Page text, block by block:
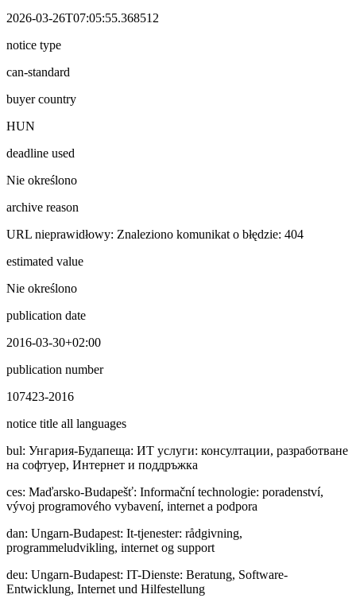
2026-03-26T07:05:55.368512
notice type
can-standard
buyer country
HUN
deadline used
Nie określono
archive reason
URL nieprawidłowy: Znaleziono komunikat o błędzie: 404
estimated value
Nie określono
publication date
2016-03-30+02:00
publication number
107423-2016
notice title all languages
bul: Унгapия-Будапеща: ИТ услуги: консултации, разработване
на софтуер, Интернет и поддръжка
ces: Maďarsko-Budapešť: Informační technologie: poradenství,
vývoj programového vybavení, internet a podpora
dan: Ungarn-Budapest: It-tjenester: rådgivning,
programmeludvikling, internet og support
deu: Ungarn-Budapest: IT-Dienste: Beratung, Software-
Entwicklung, Internet und Hilfestellung